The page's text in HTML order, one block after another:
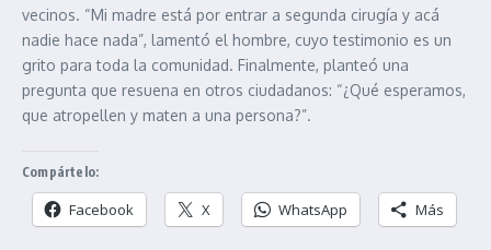
vecinos. “Mi madre está por entrar a segunda cirugía y acá
nadie hace nada”, lamentó el hombre, cuyo testimonio es un
grito para toda la comunidad. Finalmente, planteó una
pregunta que resuena en otros ciudadanos: “¿Qué esperamos,
que atropellen y maten a una persona?”.
Compártelo:
Facebook X WhatsApp Más